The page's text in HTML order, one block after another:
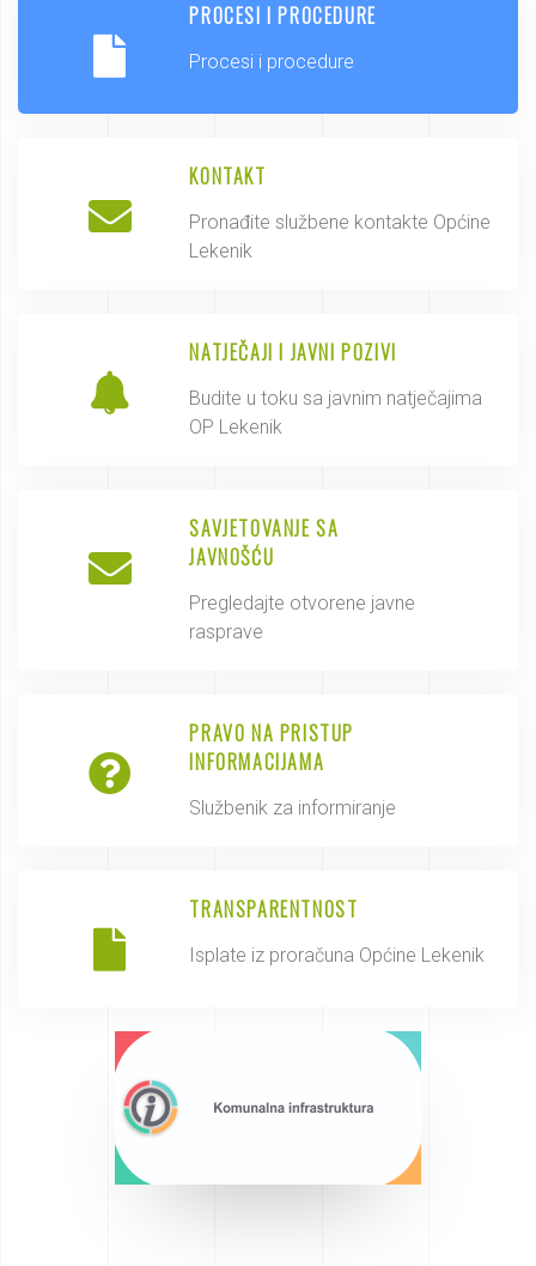
PROCESI I PROCEDURE
Procesi i procedure
KONTAKT
Pronađite službene kontakte Općine
Lekenik
NATJEČAJI I JAVNI POZIVI
Budite u toku sa javnim natječajima
OP Lekenik
SAVJETOVANJE SA
JAVNOŠĆU
Pregledajte otvorene javne
rasprave
PRAVO NA PRISTUP
INFORMACIJAMA
Službenik za informiranje
TRANSPARENTNOST
Isplate iz proračuna Općine Lekenik